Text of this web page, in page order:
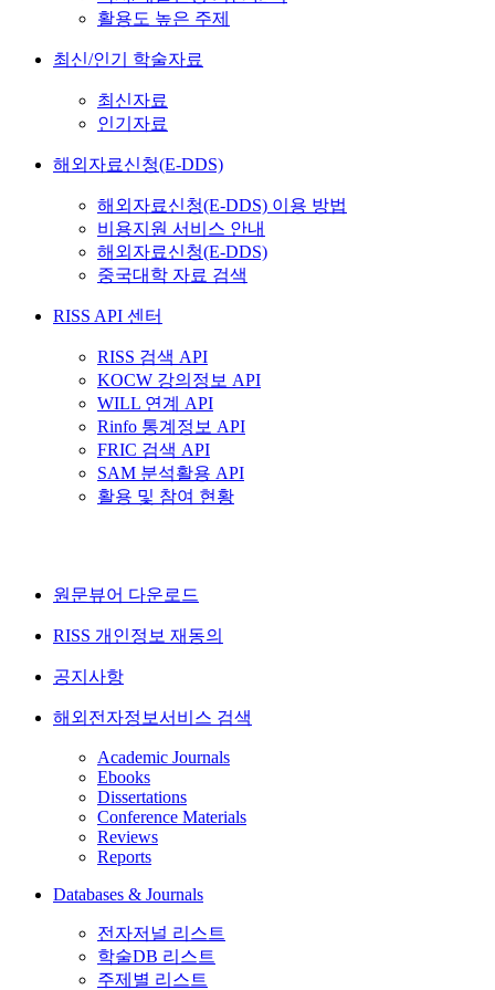
활용도 높은 주제
최신/인기 학술자료
최신자료
인기자료
해외자료신청(E-DDS)
해외자료신청(E-DDS) 이용 방법
비용지원 서비스 안내
해외자료신청(E-DDS)
중국대학 자료 검색
RISS API 센터
RISS 검색 API
KOCW 강의정보 API
WILL 연계 API
Rinfo 통계정보 API
FRIC 검색 API
SAM 분석활용 API
활용 및 참여 현황
원문뷰어 다운로드
RISS 개인정보 재동의
공지사항
해외전자정보서비스 검색
Academic Journals
Ebooks
Dissertations
Conference Materials
Reviews
Reports
Databases & Journals
전자저널 리스트
학술DB 리스트
주제별 리스트